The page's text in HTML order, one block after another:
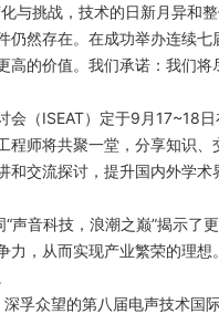
与挑战，技术的日新月异和
仍然存在。在成功举办连续
高的价值。我们承诺：我们
会（ISEAT）定于9月17~18
程师将共聚一堂，分享知识
和交流探讨，提升国内外学
“声音科技，浪潮之巅”揭示
力，从而实现产业繁荣的理
孚众望的第八届电声技术国